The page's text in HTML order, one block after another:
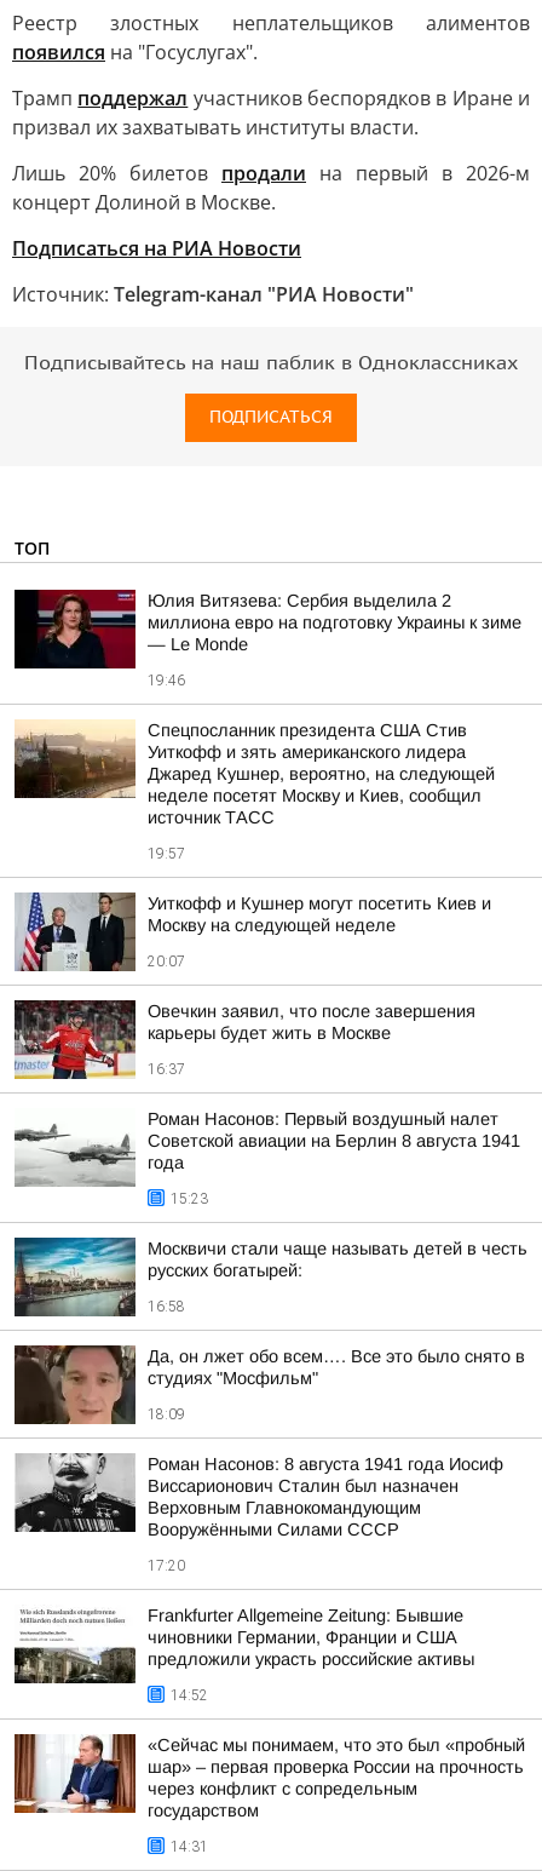
Реестр злостных неплательщиков алиментов
появился на "Госуслугах".
Трамп поддержал участников беспорядков в Иране и
призвал их захватывать институты власти.
Лишь 20% билетов продали на первый в 2026-м
концерт Долиной в Москве.
Подписаться на РИА Новости
Источник: Telegram-канал "РИА Новости"
Подписывайтесь на наш паблик в Одноклассниках
ПОДПИСАТЬСЯ
ТОП
Юлия Витязева: Сербия выделила 2
миллиона евро на подготовку Украины к зиме
— Le Monde
19:46
Спецпосланник президента США Стив
Уиткофф и зять американского лидера
Джаред Кушнер, вероятно, на следующей
неделе посетят Москву и Киев, сообщил
источник ТАСС
19:57
Уиткофф и Кушнер могут посетить Киев и
Москву на следующей неделе
20:07
Овечкин заявил, что после завершения
карьеры будет жить в Москве
16:37
Роман Насонов: Первый воздушный налет
Советской авиации на Берлин 8 августа 1941
года
15:23
Москвичи стали чаще называть детей в честь
русских богатырей:
16:58
Да, он лжет обо всем…. Все это было снято в
студиях "Мосфильм"
18:09
Роман Насонов: 8 августа 1941 года Иосиф
Виссарионович Сталин был назначен
Верховным Главнокомандующим
Вооружёнными Силами СССР
17:20
Frankfurter Allgemeine Zeitung: Бывшие
чиновники Германии, Франции и США
предложили украсть российские активы
14:52
«Сейчас мы понимаем, что это был «пробный
шар» – первая проверка России на прочность
через конфликт с сопредельным
государством
14:31